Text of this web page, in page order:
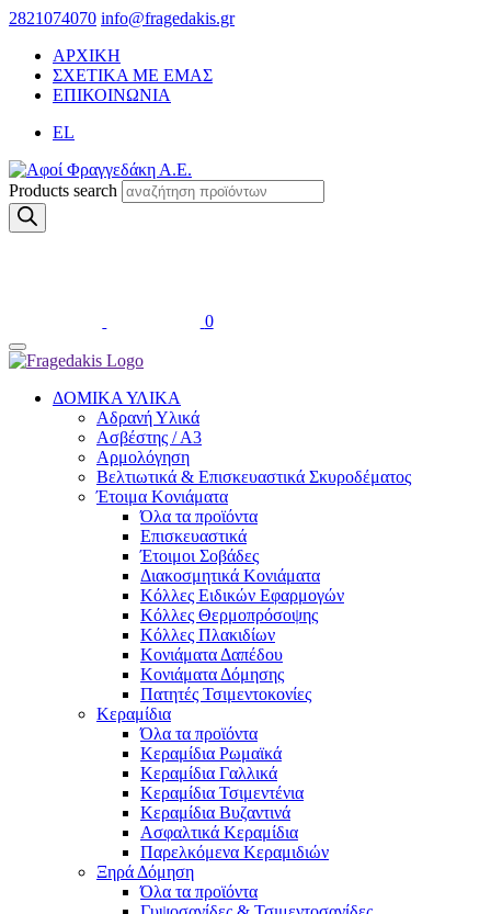
2821074070 info@fragedakis.gr
ΑΡΧΙΚΗ
ΣΧΕΤΙΚΑ ΜΕ ΕΜΑΣ
ΕΠΙΚΟΙΝΩΝΙΑ
EL
Products search
0
ΔΟΜΙΚΑ ΥΛΙΚΑ
Αδρανή Υλικά
Ασβέστης / Α3
Αρμολόγηση
Βελτιωτικά & Επισκευαστικά Σκυροδέματος
Έτοιμα Κονιάματα
Όλα τα προϊόντα
Επισκευαστικά
Έτοιμοι Σοβάδες
Διακοσμητικά Κονιάματα
Κόλλες Ειδικών Εφαρμογών
Κόλλες Θερμοπρόσοψης
Κόλλες Πλακιδίων
Κονιάματα Δαπέδου
Κονιάματα Δόμησης
Πατητές Τσιμεντοκονίες
Κεραμίδια
Όλα τα προϊόντα
Κεραμίδια Ρωμαϊκά
Κεραμίδια Γαλλικά
Κεραμίδια Τσιμεντένια
Κεραμίδια Βυζαντινά
Ασφαλτικά Κεραμίδια
Παρελκόμενα Κεραμιδιών
Ξηρά Δόμηση
Όλα τα προϊόντα